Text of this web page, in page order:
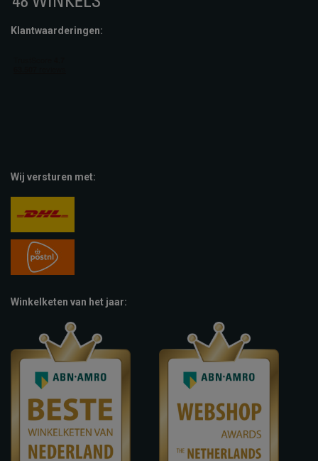
Klantwaarderingen:
Wij versturen met:
Winkelketen van het jaar: